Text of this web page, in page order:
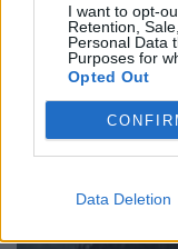
I want to opt-
Retention,
Personal Data
Purposes for
Opted Out
Data Deletion
MAT & DRYCK 2026-
Hannas
Bjäre
Från bartender till
Lundgren.